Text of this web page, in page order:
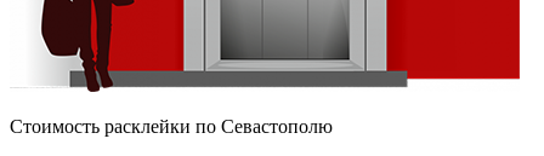
Cтоимость расклейки по Севастополю